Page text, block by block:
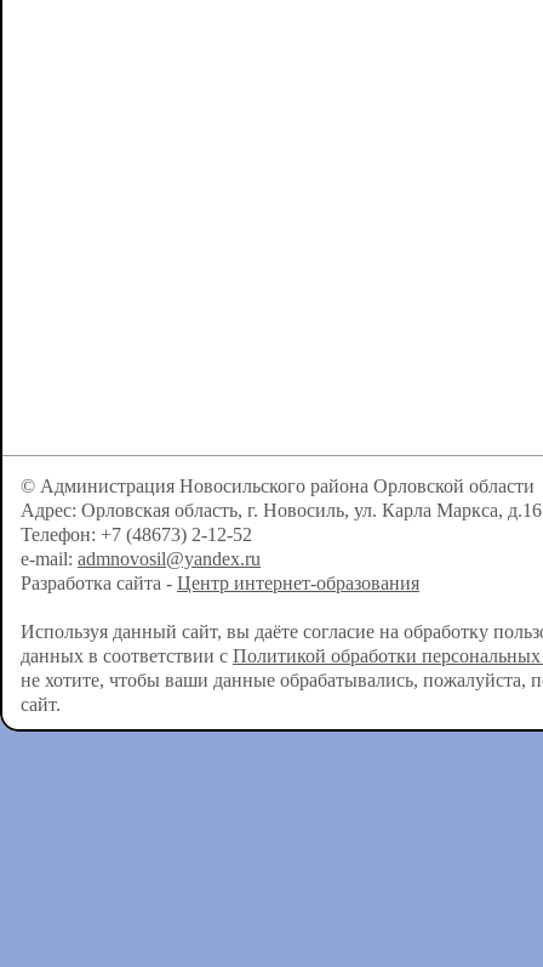
© Администрация Новосильского района Орловской области
Адрес: Орловская область, г. Новосиль, ул. Карла Маркса, д.16
Телефон: +7 (48673) 2-12-52
e-mail: admnovosil@yandex.ru
Разработка сайта - Центр интернет-образования
Используя данный сайт, вы даёте согласие на обработку
данных в соответствии с Политикой обработки
не хотите, чтобы ваши данные обрабатывались, пожалуйста,
сайт.